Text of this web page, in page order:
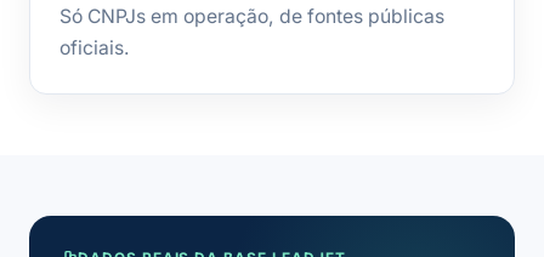
Só CNPJs em operação, de fontes públicas
oficiais.